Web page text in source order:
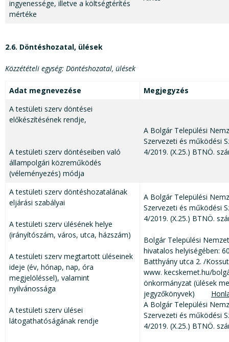
ingyenessége, illetve a költségtérítés
mértéke
2.6. Döntéshozatal, ülések
Közzétételi egység: Döntéshozatal, ülések
Adat megnevezése
Megjegyzés
A testületi szerv döntései
előkészítésének rendje,
A testületi szerv döntéseiben való
állampolgári közreműködés
(véleményezés) módja
A Bolgár Települési
Szervezeti és működési
4/2019. (X.25.) BTNÖ.
A testületi szerv döntéshozatalának
eljárási szabályai
A testületi szerv ülésének helye
(irányítószám, város, utca, házszám)
A testületi szerv megtartott üléseinek
ideje (év, hónap, nap, óra
megjelöléssel), valamint
nyilvánossága
A testületi szerv ülései
látogathatóságának rendje
A Bolgár Települési
Szervezeti és működési
4/2019. (X.25.) BTNÖ.
Bolgár Települési
hivatalos helyiségében:
Batthyány utca 2. /
www. kecskemet.hu/
önkormányzat (ülések
jegyzőkönyvek)
A Bolgár Települési
Szervezeti és működési
4/2019. (X.25.) BTNÖ.